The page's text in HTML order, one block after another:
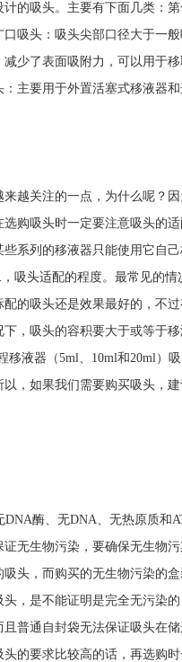
的吸头。主要有下面几类：
吸头：吸头尖部口径大于一
少了表面吸附力，可以用于
主要用于外置活塞式移液器和
越关注的一点，为什么呢？
购吸头时一定要注意吸头的
系列的移液器只能使用它自
吸头适配的程度。最常见的
的吸头还是效果最好的，不
，吸头的容积要大于或等于
移液器（5ml、10ml和20ml）
，如果我们需要购买吸头，
酶、无DNA、无热原质和
无生物污染，要确保无生物
头，而购买的无生物污染的
，是不能证明是完全无污染
普通自封袋无法保证吸头在
的要求比较高的话，再选购